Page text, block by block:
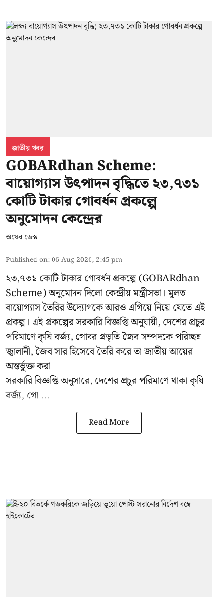
জাতীয় খবর
GOBARdhan Scheme:
বায়োগ্যাস উৎপাদন বৃদ্ধিতে ২৩,৭৩১
কোটি টাকার গোবর্ধন প্রকল্পে
অনুমোদন কেন্দ্রের
ওয়েব ডেস্ক
Published on:06 Aug 2026, 2:45 pm
২৩,৭৩১ কোটি টাকার গোবর্ধন প্রকল্পে (GOBARdhan
Scheme) অনুমোদন দিলো কেন্দ্রীয় মন্ত্রীসভা। মূলত
বায়োগ্যাস তৈরির উদ্যোগকে আরও এগিয়ে নিয়ে যেতে এই
প্রকল্প। এই প্রকল্পের সরকারি বিজ্ঞপ্তি অনুযায়ী, দেশের প্রচুর
পরিমাণে কৃষি বর্জ্য, গোবর প্রভৃতি জৈব সম্পদকে পরিচ্ছন্ন
জ্বালানী, জৈব সার হিসেবে তৈরি করে তা জাতীয় আয়ের
অন্তর্ভুক্ত করা।
সরকারি বিজ্ঞপ্তি অনুসারে, দেশের প্রচুর পরিমাণে থাকা কৃষি
বর্জ্য, গো ...
Read More